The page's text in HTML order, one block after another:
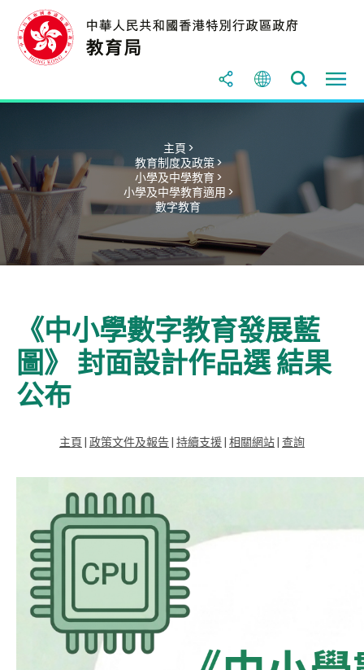
主頁 >
教育制度及政策 >
小學及中學教育 >
小學及中學教育適用 >
數字教育
《中小學數字教育發展藍
圖》 封面設計作品選 結果
公布
主頁 | 政策文件及報告| 持續支援| 相關網站| 查詢